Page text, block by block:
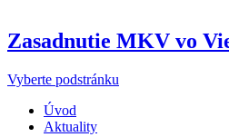
Zasadnutie MKV vo
Vyberte podstránku
Úvod
Aktuality